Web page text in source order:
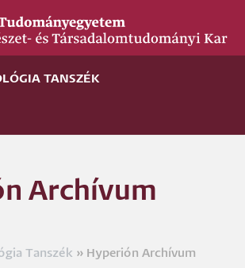
TANSZÉK
Archívum
Tanszék Hyperión Archívum